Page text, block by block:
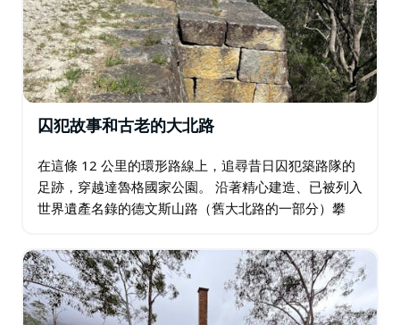
囚犯故事和古老的大北路
在這條 12 公里的環形路線上，追尋昔日囚犯築路隊的
足跡，穿越達魯格國家公園。 沿著精心建造、已被列入
世界遺產名錄的德文斯山路（舊大北路的一部分）攀
線下行，飽覽霍克斯伯里河的壯麗景色。 沿途…